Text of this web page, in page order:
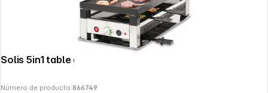
Número de producto:866749